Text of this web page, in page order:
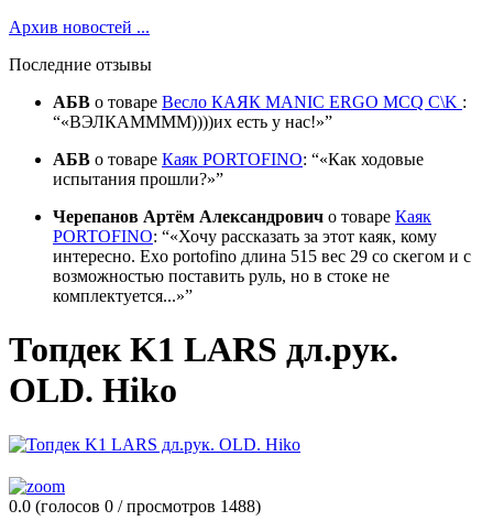
Архив новостей ...
Последние отзывы
АБВ о товаре Весло КАЯК MANIC ERGO MCQ C\K :
«ВЭЛКАММММ))))их есть у нас!»
АБВ о товаре Каяк PORTOFINO:
«Как ходовые
испытания прошли?»
Черепанов Артём Александрович о товаре Каяк
PORTOFINO:
«Хочу рассказать за этот каяк, кому
интересно. Exo portofino длина 515 вес 29 со скегом и с
возможностью поставить руль, но в стоке не
комплектуется...»
Топдек K1 LARS дл.рук.
OLD. Hiko
0.0 (голосов 0 / просмотров 1488)